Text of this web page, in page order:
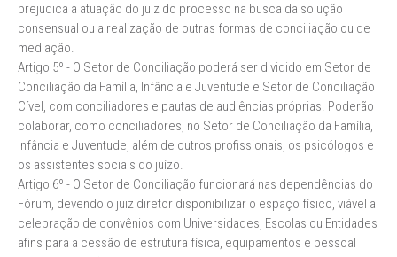
prejudica a atuação do juiz do processo na busca da solução
consensual ou a realização de outras formas de conciliação ou de
mediação.
Artigo 5º - O Setor de Conciliação poderá ser dividido em Setor de
Conciliação da Família, Infância e Juventude e Setor de Conciliação
Cível, com conciliadores e pautas de audiências próprias. Poderão
colaborar, como conciliadores, no Setor de Conciliação da Família,
Infância e Juventude, além de outros profissionais, os psicólogos e
os assistentes sociais do juízo.
Artigo 6º - O Setor de Conciliação funcionará nas dependências do
Fórum, devendo o juiz diretor disponibilizar o espaço físico, viável a
celebração de convênios com Universidades, Escolas ou Entidades
afins para a cessão de estrutura física, equipamentos e pessoal